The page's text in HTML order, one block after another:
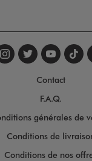
nous
Suivez-
Contact
F.A.Q.
générales de
Conditions de
Conditions de nos